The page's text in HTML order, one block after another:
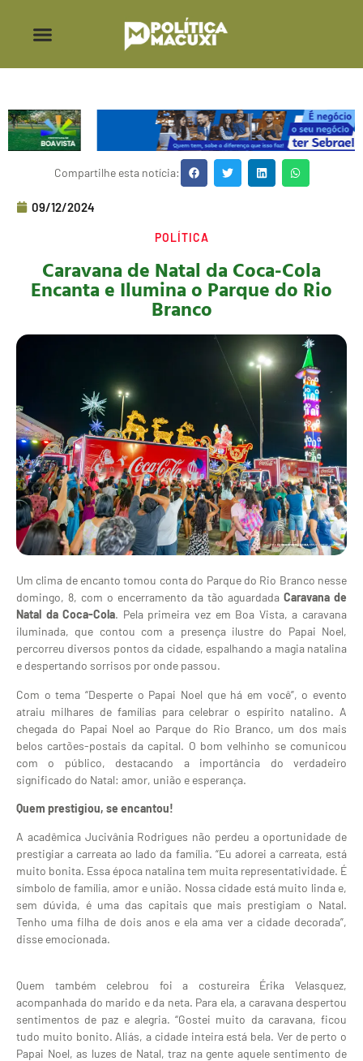
Compartilhe esta notícia:
09/12/2024
POLÍTICA
Caravana de Natal da Coca-Cola
Encanta e Ilumina o Parque do Rio
Branco
Um clima de encanto tomou conta do Parque do Rio Branco nesse
domingo, 8, com o encerramento da tão aguardada Caravana de
Natal da Coca-Cola. Pela primeira vez em Boa Vista, a caravana
iluminada, que contou com a presença ilustre do Papai Noel,
percorreu diversos pontos da cidade, espalhando a magia natalina
e despertando sorrisos por onde passou.
Com o tema “Desperte o Papai Noel que há em você”, o evento
atraiu milhares de famílias para celebrar o espírito natalino. A
chegada do Papai Noel ao Parque do Rio Branco, um dos mais
belos cartões-postais da capital. O bom velhinho se comunicou
com o público, destacando a importância do verdadeiro
significado do Natal: amor, união e esperança.
Quem prestigiou, se encantou!
A acadêmica Jucivânia Rodrigues não perdeu a oportunidade de
prestigiar a carreata ao lado da família. “Eu adorei a carreata, está
muito bonita. Essa época natalina tem muita representatividade. É
símbolo de família, amor e união. Nossa cidade está muito linda e,
sem dúvida, é uma das capitais que mais prestigiam o Natal.
Tenho uma filha de dois anos e ela ama ver a cidade decorada”,
disse emocionada.
Quem também celebrou foi a costureira Érika Velasquez,
acompanhada do marido e da neta. Para ela, a caravana despertou
sentimentos de paz e alegria. “Gostei muito da caravana, ficou
tudo muito bonito. Aliás, a cidade inteira está bela. Ver de perto o
Papai Noel, as luzes de Natal, traz na gente aquele sentimento de